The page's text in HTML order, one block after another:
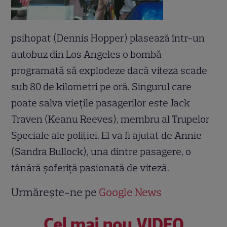
psihopat (Dennis Hopper) plasează într-un
autobuz din Los Angeles o bombă
programată să explodeze dacă viteza scade
sub 80 de kilometri pe oră. Singurul care
poate salva viețile pasagerilor este Jack
Traven (Keanu Reeves), membru al Trupelor
Speciale ale poliției. El va fi ajutat de Annie
(Sandra Bullock), una dintre pasagere, o
tânără șoferiță pasionată de viteză.
Urmărește-ne pe Google News